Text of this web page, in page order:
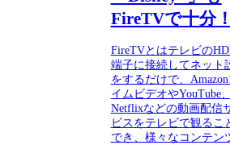
FireTVで十分！
FireTVとはテレビの
端子に接続してネット
をするだけで、Amazon
イムビデオやYouTube、
Netflixなどの動画配信
ビスをテレビで観るこ
でき、様々なコンテン